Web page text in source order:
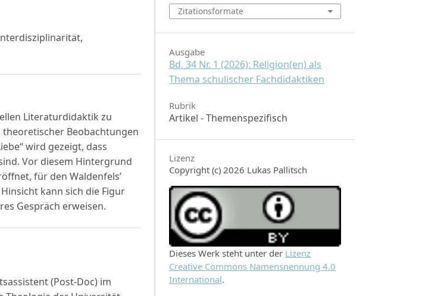
Literaturdidaktik zu
Beobachtungen
wird gezeigt, dass
Vor diesem Hintergrund
für den Waldenfels’
kann sich die Figur
Gespräch erweisen.
(Post-Doc) im
Zitationsformate
Ausgabe
Bd. 34 Nr. 1 (2026): Religion(en) als
Thema schulischer Fachdidaktiken
Rubrik
Artikel - Themenspezifisch
Lizenz
Copyright (c) 2026 Lukas Pallitsch
Dieses Werk steht unter der Lizenz
Creative Commons Namensnennung 4.0
International.